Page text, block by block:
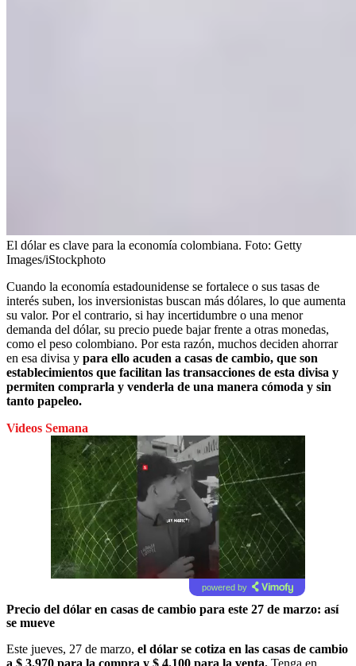
El dólar es clave para la economía colombiana. Foto: Getty
Images/iStockphoto
Cuando la economía estadounidense se fortalece o sus tasas de
interés suben, los inversionistas buscan más dólares, lo que aumenta
su valor. Por el contrario, si hay incertidumbre o una menor
demanda del dólar, su precio puede bajar frente a otras monedas,
como el peso colombiano. Por esta razón, muchos deciden ahorrar
en esa divisa y para ello acuden a casas de cambio, que son
establecimientos que facilitan las transacciones de esta divisa y
permiten comprarla y venderla de una manera cómoda y sin
tanto papeleo.
Videos Semana
powered by
Precio del dólar en casas de cambio para este 27 de marzo: así
se mueve
Este jueves, 27 de marzo, el dólar se cotiza en las casas de cambio
a $ 3.970 para la compra y $ 4.100 para la venta. Tenga en